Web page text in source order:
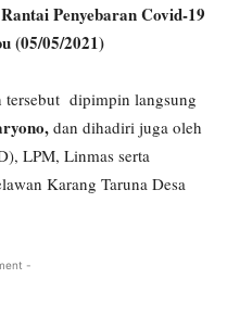
Penyebaran Covid-19
(05/05/2021)
tersebut dipimpin langsung
dan dihadiri juga oleh
LPM, Linmas serta
Karang Taruna Desa
-